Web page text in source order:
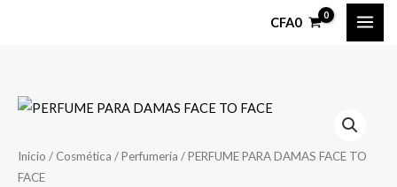
CFA0
Inicio / Cosmética /Perfumería / PERFUME PARA DAMAS FACE TO
FACE
PERFUME
DAMAS
FACE